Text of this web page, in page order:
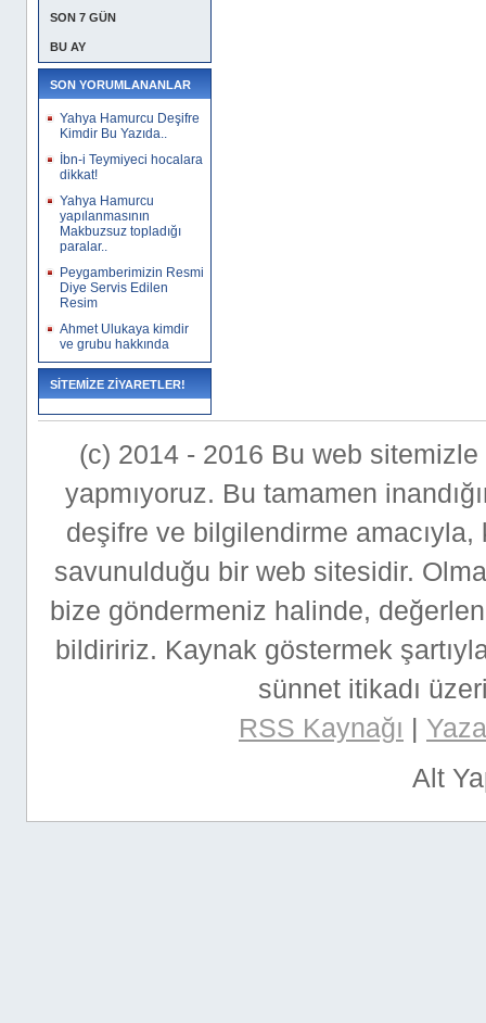
SON 7 GÜN
BU AY
SON YORUMLANANLAR
Yahya Hamurcu Deşifre
Kimdir Bu Yazıda..
İbn-i Teymiyeci hocalara
dikkat!
Yahya Hamurcu
yapılanmasının
Makbuzsuz topladığı
paralar..
Peygamberimizin Resmi
Diye Servis Edilen
Resim
Ahmet Ulukaya kimdir
ve grubu hakkında
SİTEMİZE ZİYARETLER!
(c) 2014 - 2016 Bu web
yapmıyoruz. Bu tamamen
deşifre ve bilgilendirme
savunulduğu bir web sitesidir.
bize göndermeniz halinde,
bildiririz. Kaynak göstermek
sünnet itikadı
RSS Kaynağı |
Alt